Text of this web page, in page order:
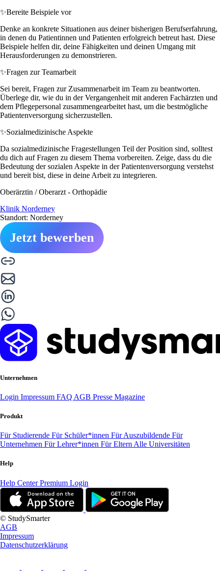
✨Bereite Beispiele vor
Denke an konkrete Situationen aus deiner bisherigen Berufserfahrung,
in denen du Patientinnen und Patienten erfolgreich betreut hast. Diese
Beispiele helfen dir, deine Fähigkeiten und deinen Umgang mit
Herausforderungen zu demonstrieren.
✨Fragen zur Teamarbeit
Sei bereit, Fragen zur Zusammenarbeit im Team zu beantworten.
Überlege dir, wie du in der Vergangenheit mit anderen Fachärzten und
dem Pflegepersonal zusammengearbeitet hast, um die bestmögliche
Patientenversorgung sicherzustellen.
✨Sozialmedizinische Aspekte
Da sozialmedizinische Fragestellungen Teil der Position sind, solltest
du dich auf Fragen zu diesem Thema vorbereiten. Zeige, dass du die
Bedeutung der sozialen Aspekte in der Patientenversorgung verstehst
und bereit bist, diese in deine Arbeit zu integrieren.
Oberärztin / Oberarzt - Orthopädie
Klinik Norderney
Standort: Norderney
Jetzt bewerben
Unternehmen
Login Impressum FAQ AGB Presse Magazine
Produkt
Für Studierende Für Schüler*innen Für Auszubildende Für
Unternehmen Für Lehrer*innen Für Eltern Alle Universitäten
Help
Help CenterPremium Login
© StudySmarter
AGB
Impressum
Datenschutzerklärung